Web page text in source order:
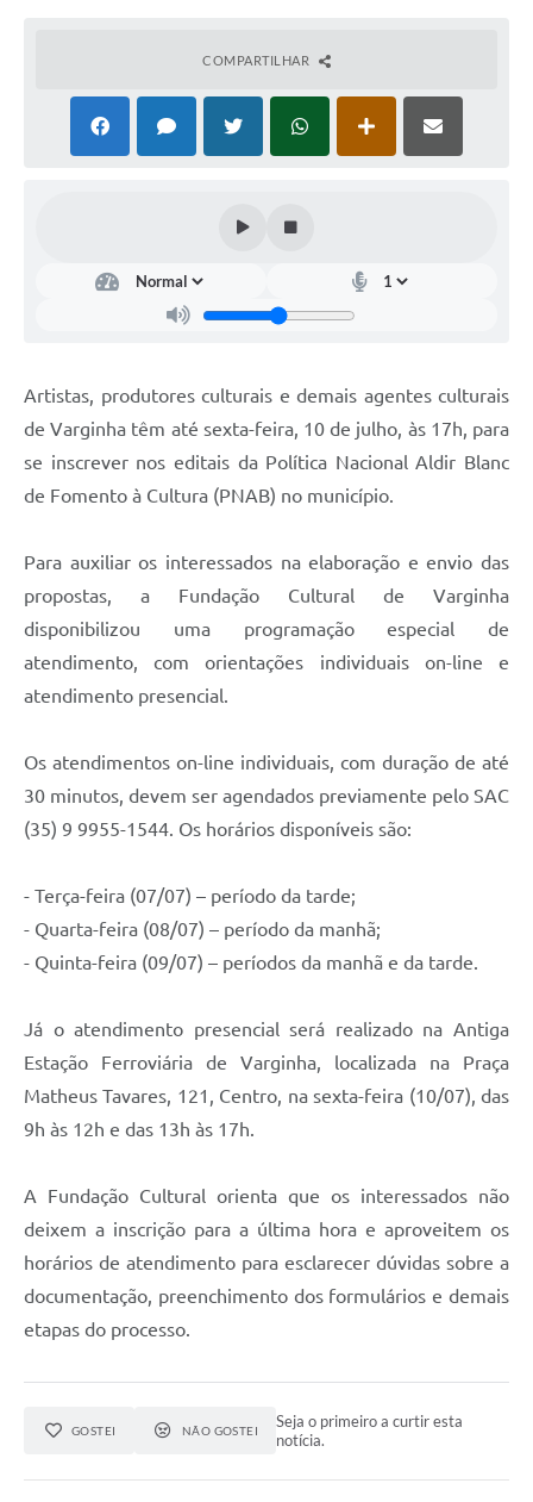
COMPARTILHAR
Artistas, produtores culturais e demais agentes culturais
de Varginha têm até sexta-feira, 10 de julho, às 17h, para
se inscrever nos editais da Política Nacional Aldir Blanc
de Fomento à Cultura (PNAB) no município.
Para auxiliar os interessados na elaboração e envio das
propostas, a Fundação Cultural de Varginha
disponibilizou uma programação especial de
atendimento, com orientações individuais on-line e
atendimento presencial.
Os atendimentos on-line individuais, com duração de até
30 minutos, devem ser agendados previamente pelo SAC
(35) 9 9955-1544. Os horários disponíveis são:
- Terça-feira (07/07) – período da tarde;
- Quarta-feira (08/07) – período da manhã;
- Quinta-feira (09/07) – períodos da manhã e da tarde.
Já o atendimento presencial será realizado na Antiga
Estação Ferroviária de Varginha, localizada na Praça
Matheus Tavares, 121, Centro, na sexta-feira (10/07), das
9h às 12h e das 13h às 17h.
A Fundação Cultural orienta que os interessados não
deixem a inscrição para a última hora e aproveitem os
horários de atendimento para esclarecer dúvidas sobre a
documentação, preenchimento dos formulários e demais
etapas do processo.
GOSTEI NÃO GOSTEI
Seja o primeiro a curtir esta
notícia.